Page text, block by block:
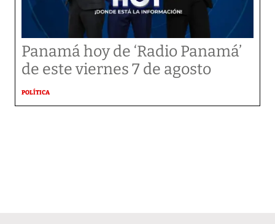
Panamá hoy de ‘Radio Panamá’
de este viernes 7 de agosto
POLÍTICA